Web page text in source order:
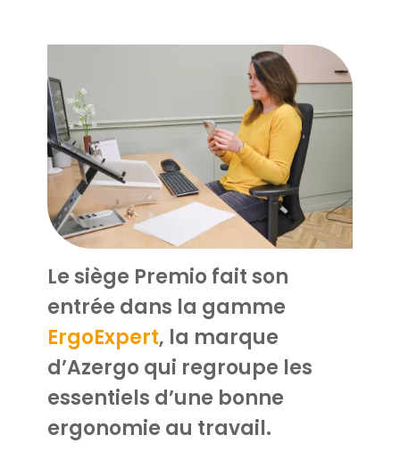
Le siège Premio fait son
entrée dans la gamme
ErgoExpert, la marque
d’Azergo qui regroupe les
essentiels d’une bonne
ergonomie au travail.